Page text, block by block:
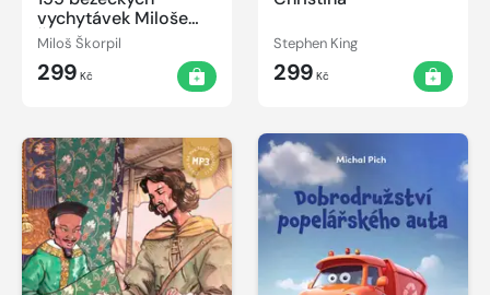
vychytávek Miloše
Škorpila
Miloš Škorpil
299 Kč
Stephen King
299 Kč